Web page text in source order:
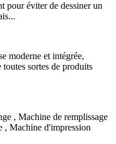
pour éviter de dessiner un
moderne et intégrée,
sortes de produits
, Machine de remplissage
, Machine d'impression